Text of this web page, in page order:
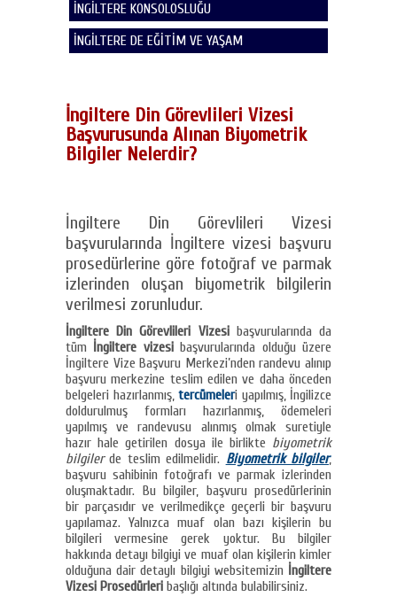
İNGİLTERE KONSOLOSLUĞU
İNGİLTERE DE EĞİTİM VE YAŞAM
İngiltere Din Görevlileri Vizesi
Başvurusunda Alınan Biyometrik
Bilgiler Nelerdir?
İngiltere Din Görevlileri Vizesi
başvurularında İngiltere vizesi başvuru
prosedürlerine göre fotoğraf ve parmak
izlerinden oluşan biyometrik bilgilerin
verilmesi zorunludur.
İngiltere Din Görevlileri Vizesi başvurularında da
tüm İngiltere vizesibaşvurularında olduğu üzere
İngiltere Vize Başvuru Merkezi’nden randevu alınıp
başvuru merkezine teslim edilen ve daha önceden
belgeleri hazırlanmış, tercümeleri yapılmış, İngilizce
doldurulmuş formları hazırlanmış, ödemeleri
yapılmış ve randevusu alınmış olmak suretiyle
hazır hale getirilen dosya ile birlikte biyometrik
bilgilerde teslim edilmelidir. Biyometrik bilgiler,
başvuru sahibinin fotoğrafı ve parmak izlerinden
oluşmaktadır. Bu bilgiler, başvuru prosedürlerinin
bir parçasıdır ve verilmedikçe geçerli bir başvuru
yapılamaz. Yalnızca muaf olan bazı kişilerin bu
bilgileri vermesine gerek yoktur. Bu bilgiler
hakkında detayı bilgiyi ve muaf olan kişilerin kimler
olduğuna dair detaylı bilgiyi websitemizin İngiltere
Vizesi Prosedürleri başlığı altında bulabilirsiniz.